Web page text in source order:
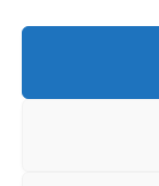
humain et 0%